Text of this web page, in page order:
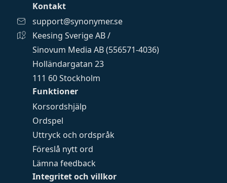
Funktioner
Korsordshjälp
Ordspel
Uttryck och ordspråk
Föreslå nytt ord
Lämna feedback
Integritet och villkor
Kontakt
support@synonymer.se
Keesing Sverige AB /
Sinovum Media AB (556571-4036)
Holländargatan 23
111 60 Stockholm